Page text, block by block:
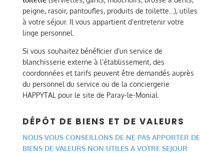
peigne, rasoir, pantoufles, produits de toilette…), utiles
à votre séjour. Il vous appartient d’entretenir votre
linge personnel.
Si vous souhaitez bénéficier d’un service de
blanchisserie externe à l’établissement, des
coordonnées et tarifs peuvent être demandés auprès
du personnel du service ou de la conciergerie
HAPPYTAL pour le site de Paray-le-Monial.
DÉPÔT DE BIENS ET DE VALEURS
NOUS VOUS CONSEILLONS DE NE PAS APPORTER DE
BIENS DE VALEURS NON UTILES A VOTRE SEJOUR